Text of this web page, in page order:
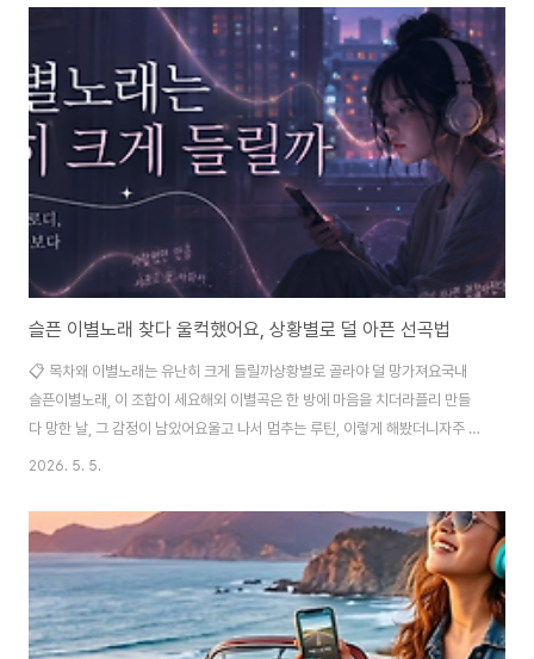
니 분위기가 확 바뀌었어요. 이상하게 요즘 곡보다 더 빨리 몸이 반응할 때가 있
죠. 딱 3곡만 이어도 텐션이 올라가서, 30분 청소가 12분 컷으로 끝난 적도 있
어요. 근데 막상 “8090”이라고 검색하면 발라드가 섞여서 흐름이 자주 끊겨
요. 신나는 곡만 모으려면 약간의 규칙이 필요하더라고요. 아, 그리고 80년대
와 90년대는 신나는..
슬픈 이별노래 찾다 울컥했어요, 상황별로 덜 아픈 선곡법
📋 목차왜 이별노래는 유난히 크게 들릴까상황별로 골라야 덜 망가져요국내
슬픈이별노래, 이 조합이 세요해외 이별곡은 한 방에 마음을 치더라플리 만들
다 망한 날, 그 감정이 남았어요울고 나서 멈추는 루틴, 이렇게 해봤더니자주 묻
는 질문 밤이 되면 조용한 방이 갑자기 커지거든요. 평소엔 배경음이던 노래가,
하루를 통째로 잡아먹는 날도 생겨요. 사람 마음이 숫자로 안 재질 것 같다가도,
재생 시간 04:20 같은 표기가 괜히 신경 쓰이더라고요. 슬픈 이별노래를 찾는
이유가 꼭 더 슬퍼지고 싶어서만은 아니에요. 감정을 잠깐 밖으로 꺼내서 정리
하려는 쪽에 더 가깝죠. 그래서 선곡을 잘하면, 울고 나서 숨이 좀 편해지는 순
간이 와요. 반..
2026. 5. 5.